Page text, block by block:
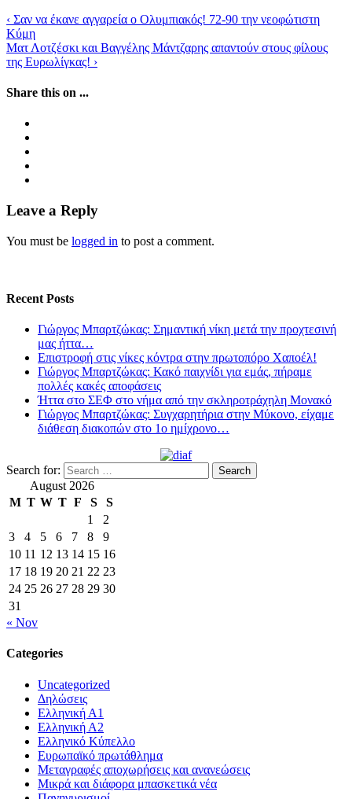
‹ Σαν να έκανε αγγαρεία ο Ολυμπιακός! 72-90 την νεοφώτιστη
Κύμη
Ματ Λοτζέσκι και Βαγγέλης Μάντζαρης απαντούν στους φίλους
της Ευρωλίγκας! ›
Share this on ...
Leave a Reply
You must be logged in to post a comment.
Recent Posts
Γιώργος Μπαρτζώκας: Σημαντική νίκη μετά την προχτεσινή
μας ήττα…
Επιστροφή στις νίκες κόντρα στην πρωτοπόρο Χαποέλ!
Γιώργος Μπαρτζώκας: Κακό παιχνίδι για εμάς, πήραμε
πολλές κακές αποφάσεις
Ήττα στο ΣΕΦ στο νήμα από την σκληροτράχηλη Μονακό
Γιώργος Μπαρτζώκας: Συγχαρητήρια στην Μύκονο, είχαμε
διάθεση διακοπών στο 1ο ημίχρονο…
Search for:
August 2026
M T W T F S
S
1
2
3
4 5 6 7 8
9
10 11 12 13 14 15 16
17 18 19 20 21 22 23
24 25 26 27 28 29 30
31
« Nov
Categories
Uncategorized
Δηλώσεις
Ελληνική Α1
Ελληνική Α2
Ελληνικό Κύπελλο
Ευρωπαϊκό πρωτάθλημα
Μεταγραφές αποχωρήσεις και ανανεώσεις
Μικρά και διάφορα μπασκετικά νέα